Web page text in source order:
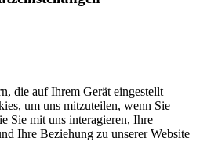
die auf Ihrem Gerät eingestellt
um uns mitzuteilen, wenn Sie
Sie mit uns interagieren, Ihre
Ihre Beziehung zu unserer Website